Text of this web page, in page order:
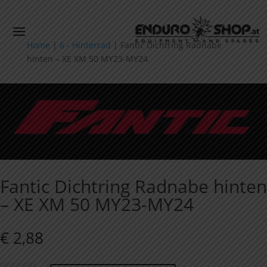
Home | 6 - Hinterrad
Fantic Dichtring Radnabe
hinten – XE XM 50 MY23-MY24
Fantic Dichtring Radnabe hinten
– XE XM 50 MY23-MY24
€ 2,88